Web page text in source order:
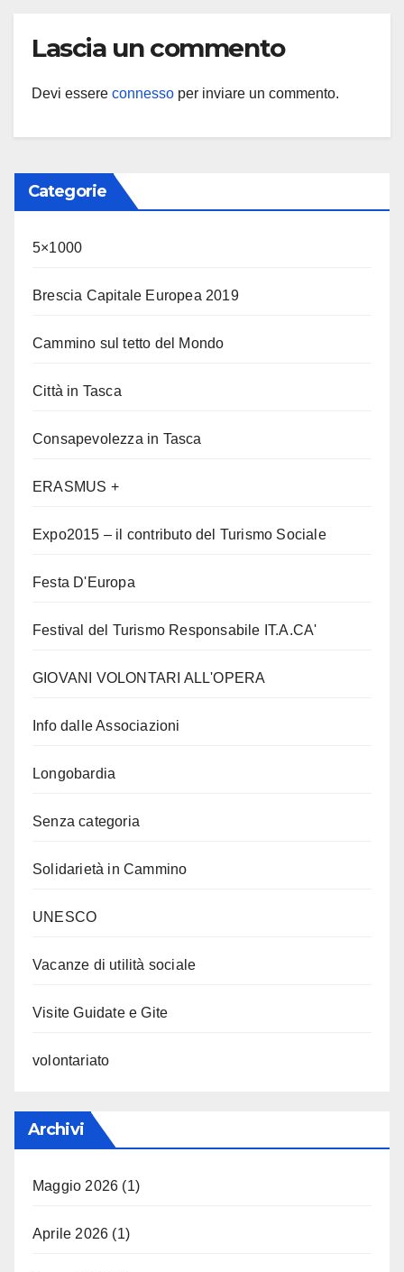
Lascia un commento
Devi essere connesso per inviare un commento.
Categorie
5×1000
Brescia Capitale Europea 2019
Cammino sul tetto del Mondo
Città in Tasca
Consapevolezza in Tasca
ERASMUS +
Expo2015 – il contributo del Turismo Sociale
Festa D'Europa
Festival del Turismo Responsabile IT.A.CA'
GIOVANI VOLONTARI ALL'OPERA
Info dalle Associazioni
Longobardia
Senza categoria
Solidarietà in Cammino
UNESCO
Vacanze di utilità sociale
Visite Guidate e Gite
volontariato
Archivi
Maggio 2026 (1)
Aprile 2026 (1)